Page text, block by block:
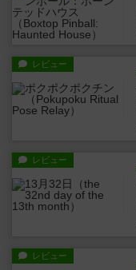
レビュー
レビュー
レビュー